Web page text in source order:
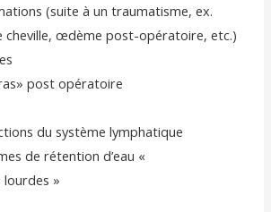
(suite à un traumatisme, ex.
cheville, œdème post-opératoire, etc.)
post opératoire
du système lymphatique
de rétention d’eau «
lourdes »